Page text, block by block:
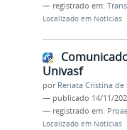
— registrado em:
Localizado em Notícias
Univasf
por Renata Cristina de
— publicado 14/11/
— registrado em:
Localizado em Notícias